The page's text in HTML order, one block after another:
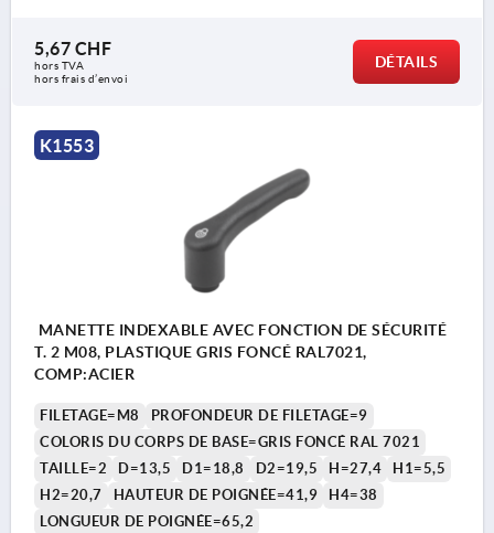
5,67 CHF
hors TVA
hors frais d’envoi
DÉTAILS
K1553
MANETTE INDEXABLE AVEC FONCTION DE SÉCURITÉ
T. 2 M08, PLASTIQUE GRIS FONCÉ RAL7021,
COMP:ACIER
FILETAGE=M8
PROFONDEUR DE FILETAGE=9
COLORIS DU CORPS DE BASE=GRIS FONCÉ RAL 7021
TAILLE=2
D=13,5 D1=18,8 D2=19,5 H=27,4
H1=5,5
H2=20,7
HAUTEUR DE POIGNÉE=41,9
H4=38
LONGUEUR DE POIGNÉE=65,2